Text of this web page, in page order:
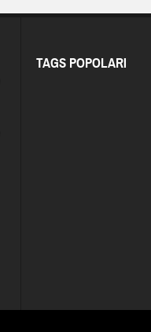
TAGS POPOLARI